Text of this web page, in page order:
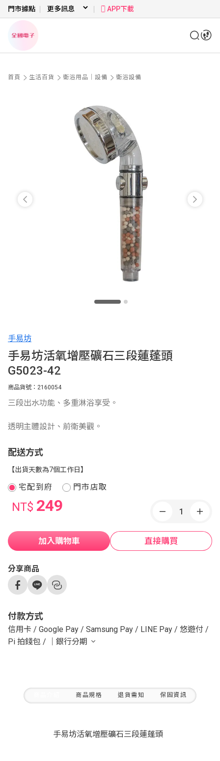
門市據點 APP下載
首頁 生活百貨 衛浴用品｜設備 衛浴設備
手易坊
手易坊活氧增壓礦石三段蓮蓬頭
G5023-42
商品貨號：2160054
三段出水功能、多重淋浴享受。
透明主體設計、前衛美觀。
配送方式
【出貨天數為7個工作日】
宅配到府 門市店取
NT$ 249
加入購物車 直接購買
分享商品
付款方式
信用卡 / Google Pay / Samsung Pay / LINE Pay / 悠遊付 /
Pi 拍錢包 / ｜銀行分期
商品規格 退貨需知 保固資訊
手易坊活氧增壓礦石三段蓮蓬頭